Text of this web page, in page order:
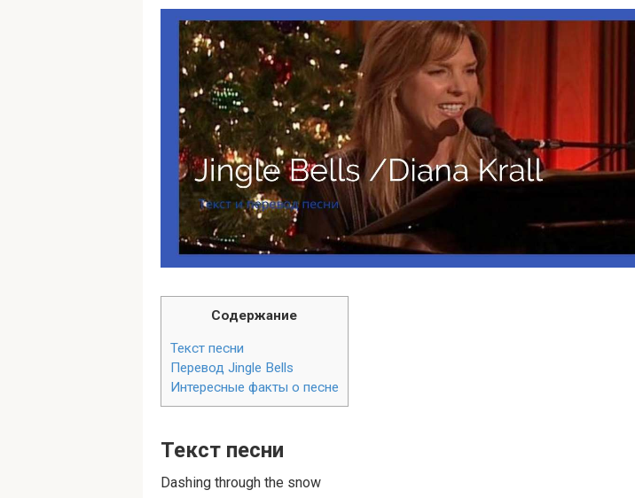
Содержание
Текст песни
Перевод Jin­gle Bells
Интересные факты о песне
Текст песни
Dash­ing through the snow